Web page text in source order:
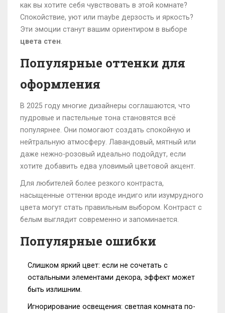
как вы хотите себя чувствовать в этой комнате?
Спокойствие, уют или maybe дерзость и яркость?
Эти эмоции станут вашим ориентиром в выборе
цвета стен
Популярные оттенки для
оформления
В 2025 году многие дизайнеры соглашаются, что
пудровые и пастельные тона становятся всё
популярнее. Они помогают создать спокойную и
нейтральную атмосферу. Лавандовый, мятный или
даже нежно-розовый идеально подойдут, если
хотите добавить едва уловимый цветовой акцент.
Для любителей более резкого контраста,
насыщенные оттенки вроде индиго или изумрудного
цвета могут стать правильным выбором. Контраст с
белым выглядит современно и запоминается.
Популярные ошибки
Слишком яркий цвет: если не сочетать с
остальными элементами декора, эффект может
быть излишним.
Игнорирование освещения: светлая комната по-